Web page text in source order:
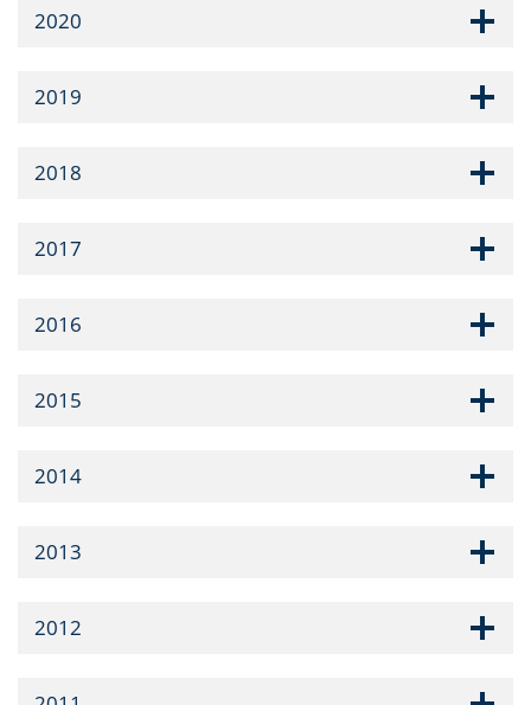
2020
2019
2018
2017
2016
2015
2014
2013
2012